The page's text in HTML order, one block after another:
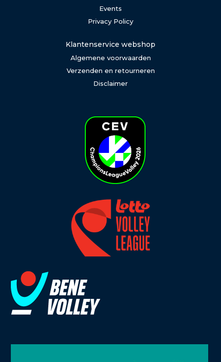
Events
Privacy Policy
Klantenservice webshop
Algemene voorwaarden
Verzenden en retourneren
Disclaimer